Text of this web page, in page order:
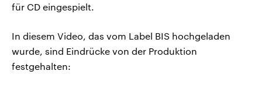
für CD eingespielt.
In diesem Video, das vom Label BIS hochgeladen
wurde, sind Eindrücke von der Produktion
festgehalten: